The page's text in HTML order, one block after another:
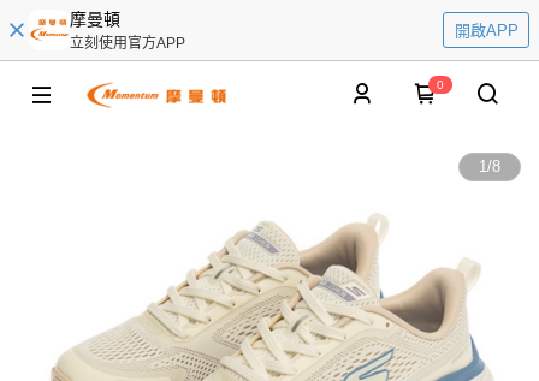
摩曼頓
立刻使用官方APP
開啟APP
0
1/8